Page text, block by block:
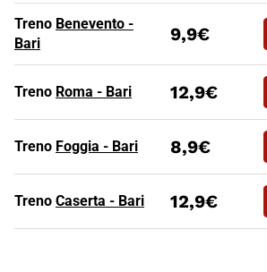
Treno Benevento -
Bari
9,9€
Treno Roma - Bari 12,9€
Treno Foggia - Bari 8,9€
Treno Caserta - Bari 12,9€